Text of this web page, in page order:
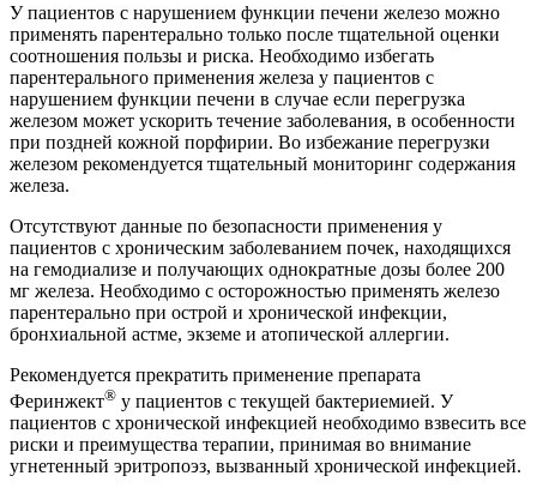
У пациентов с нарушением функции печени железо можно
применять парентерально только после тщательной оценки
соотношения пользы и риска. Необходимо избегать
парентерального применения железа у пациентов с
нарушением функции печени в случае если перегрузка
железом может ускорить течение заболевания, в особенности
при поздней кожной порфирии. Во избежание перегрузки
железом рекомендуется тщательный мониторинг содержания
железа.
Отсутствуют данные по безопасности применения у
пациентов с хроническим заболеванием почек, находящихся
на гемодиализе и получающих однократные дозы более 200
мг железа. Необходимо с осторожностью применять железо
парентерально при острой и хронической инфекции,
бронхиальной астме, экземе и атопической аллергии.
Рекомендуется прекратить применение препарата
Феринжект® у пациентов с текущей бактериемией. У
пациентов с хронической инфекцией необходимо взвесить все
риски и преимущества терапии, принимая во внимание
угнетенный эритропоэз, вызванный хронической инфекцией.